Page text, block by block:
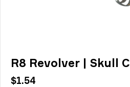
R8 Revolver | Skull
$1.54